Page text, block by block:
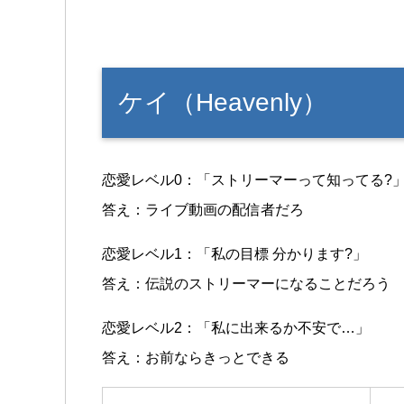
ケイ（Heavenly）
恋愛レベル0：「ストリーマーって知ってる?
答え：ライブ動画の配信者だろ
恋愛レベル1：「私の目標 分かります?」
答え：伝説のストリーマーになることだろう
恋愛レベル2：「私に出来るか不安で…」
答え：お前ならきっとできる